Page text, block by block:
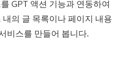
GPT 액션 기능과 연동하여
의 글 목록이나 페이지 내용
비스를 만들어 봅니다.